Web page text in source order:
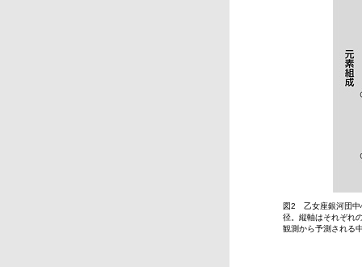
図2 乙女座銀河団中
径。縦軸はそれぞれ
観測から予測される